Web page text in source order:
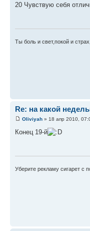
20 Чувствую себя
Ты боль и свет,покой и
Re: на какой
Oliviyah » 18 апр 2010,
Конец 19-й
Уберите рекламу сигарет с